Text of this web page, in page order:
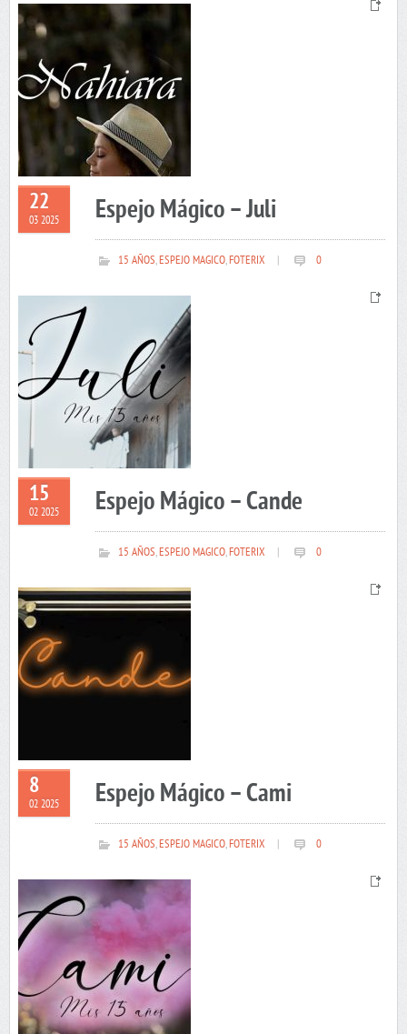
22
03 2025 Espejo Mágico – Juli
15 AÑOS,ESPEJO MAGICO,FOTERIX 0
15
02 2025 Espejo Mágico – Cande
15 AÑOS,ESPEJO MAGICO,FOTERIX 0
8
02 2025 Espejo Mágico – Cami
15 AÑOS,ESPEJO MAGICO,FOTERIX 0